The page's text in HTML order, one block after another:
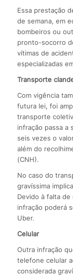
Essa prestação
de semana, em
bombeiros ou
pronto-socorro
vítimas de
especializadas
Transporte
Com vigência
futura lei, foi
transporte
infração passa a
seis vezes o
além do
(CNH).
No caso do
gravíssima
Devido à falta
infração poderá
Uber.
Celular
Outra infração
telefone celular
considerada